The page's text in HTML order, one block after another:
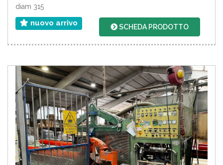
diam 315
nuovo arrivo SCHEDA PRODOTTO